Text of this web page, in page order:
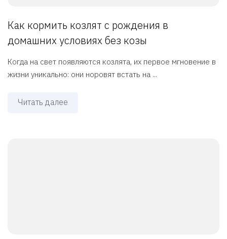
Как кормить козлят с рождения в
домашних условиях без козы
Когда на свет появляются козлята, их первое мгновение в
жизни уникально: они норовят встать на ...
Читать далее